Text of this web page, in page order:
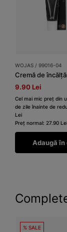
WOJAS / 99016-04
9.90 Lei
Cel mai mic preț din
de zile înainte de
Lei
Preț normal: 27.90 Lei
Adaugă în
% SALE